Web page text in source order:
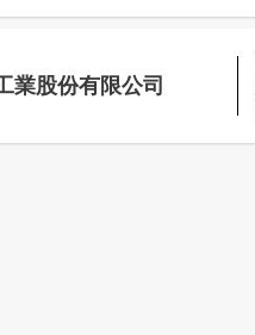
業股份有限公司